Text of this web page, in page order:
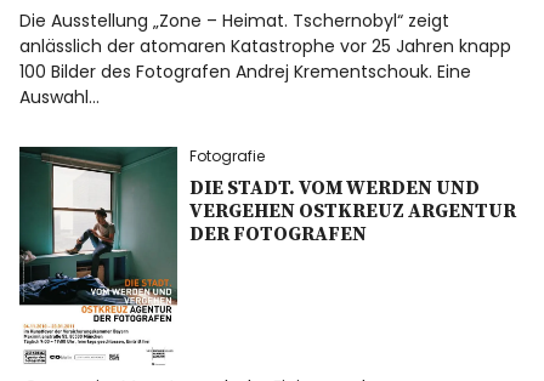
Die Ausstellung „Zone – Heimat. Tschernobyl“ zeigt
anlässlich der atomaren Katastrophe vor 25 Jahren knapp
100 Bilder des Fotografen Andrej Krementschouk. Eine
Auswahl…
Fotografie
DIE STADT. VOM WERDEN UND
VERGEHEN OSTKREUZ ARGENTUR
DER FOTOGRAFEN